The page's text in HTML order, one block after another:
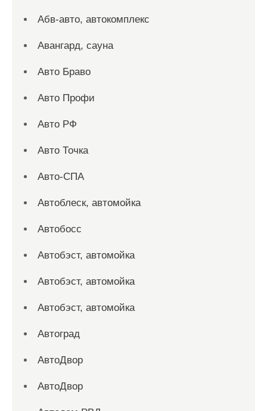
Абв-авто, автокомплекс
Авангард, сауна
Авто Браво
Авто Профи
Авто РФ
Авто Точка
Авто-СПА
Автоблеск, автомойка
Автобосс
Автобэст, автомойка
Автобэст, автомойка
Автобэст, автомойка
Автоград
АвтоДвор
АвтоДвор